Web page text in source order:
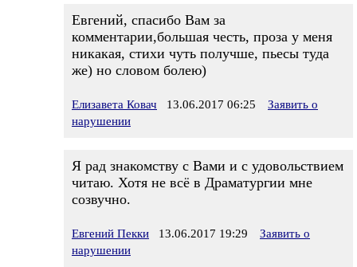
Евгений, спасибо Вам за
комментарии,большая честь, проза у меня
никакая, стихи чуть получше, пьесы туда
же) но словом болею)
Елизавета Ковач 13.06.2017 06:25
Заявить о
нарушении
Я рад знакомству с Вами и с удовольствием
читаю. Хотя не всё в Драматургии мне
созвучно.
Евгений Пекки 13.06.2017 19:29
Заявить о
нарушении